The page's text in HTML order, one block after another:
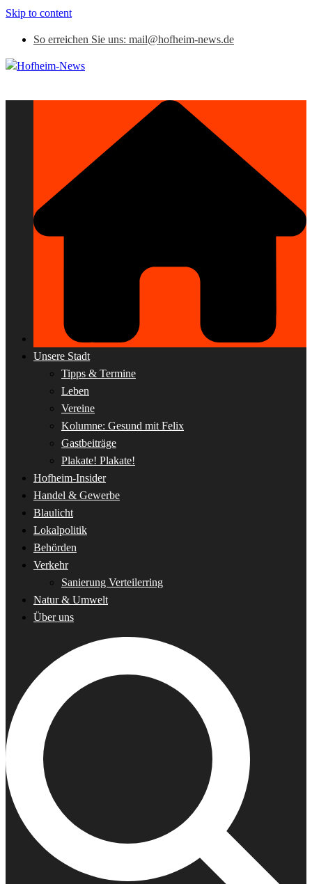
Skip to content
So erreichen Sie uns: mail@hofheim-news.de
Unsere Stadt
Tipps & Termine
Leben
Vereine
Kolumne: Gesund mit Felix
Gastbeiträge
Plakate! Plakate!
Hofheim-Insider
Handel & Gewerbe
Blaulicht
Lokalpolitik
Behörden
Verkehr
Sanierung Verteilerring
Natur & Umwelt
Über uns